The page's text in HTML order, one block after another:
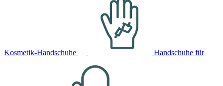
Kosmetik-Handschuhe Handschuhe für